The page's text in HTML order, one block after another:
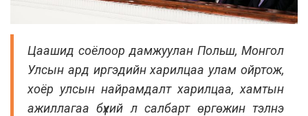
Цаашид соёлоор дамжуулан Польш, Монгол
Улсын ард иргэдийн харилцаа улам ойртож,
хоёр улсын найрамдалт харилцаа, хамтын
ажиллагаа бүхий л салбарт өргөжин тэлнэ